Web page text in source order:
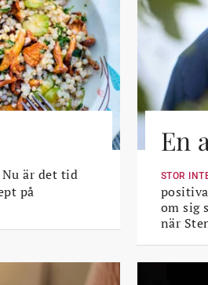
är det tid
på
En
STOR
om sig
när